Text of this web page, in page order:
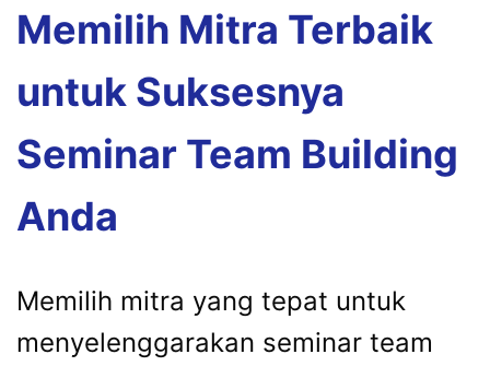
Memilih Mitra Terbaik
untuk Suksesnya
Seminar Team Building
Anda
Memilih mitra yang tepat untuk
menyelenggarakan seminar team